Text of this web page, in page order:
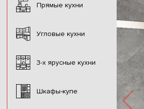
Прямые кухни
Угловые кухни
3-х ярусные кухни
Шкафы-купе